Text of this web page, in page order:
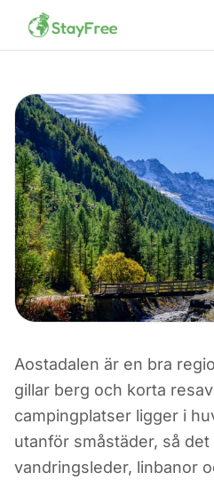
CAMPING I
Aostadalen är en bra
gillar berg och korta
campingplatser ligger i
utanför småstäder, så det
vandringsleder, linbanor